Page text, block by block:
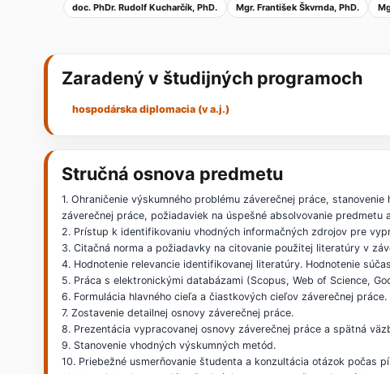
doc. PhDr. Rudolf Kucharčík, PhD.
Mgr. František Škvrnda, PhD.
Zaradený v študijných programoch
hospodárska diplomacia (v a.j.)
Stručná osnova predmetu
1. Ohraničenie výskumného problému záverečnej práce,
záverečnej práce, požiadaviek na úspešné absolvovanie predmetu
2. Prístup k identifikovaniu vhodných informačných zdrojov pre
3. Citačná norma a požiadavky na citovanie použitej literatúry v
4. Hodnotenie relevancie identifikovanej literatúry. Hodnotenie
5. Práca s elektronickými databázami (Scopus, Web of Science,
6. Formulácia hlavného cieľa a čiastkových cieľov záverečnej práce.
7. Zostavenie detailnej osnovy záverečnej práce.
8. Prezentácia vypracovanej osnovy záverečnej práce a spätná
9. Stanovenie vhodných výskumných metód.
10. Priebežné usmerňovanie študenta a konzultácia otázok počas